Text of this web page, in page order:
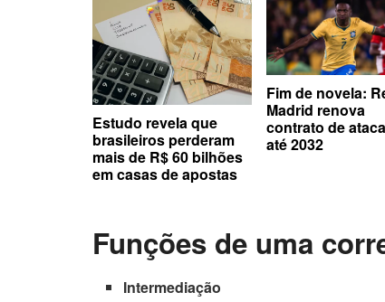
Estudo revela que
brasileiros perderam
mais de R$ 60 bilhões
em casas de apostas
Fim de novela:
Madrid renova
contrato de
até 2032
Funções de uma
Intermediação